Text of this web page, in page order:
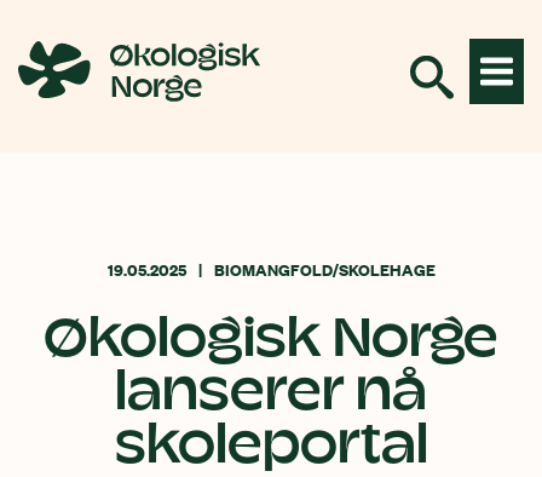
innhold
19.05.2025 BIOMANGFOLD/SKOLEHAGE
Økologisk Norge
lanserer nå
skoleportal